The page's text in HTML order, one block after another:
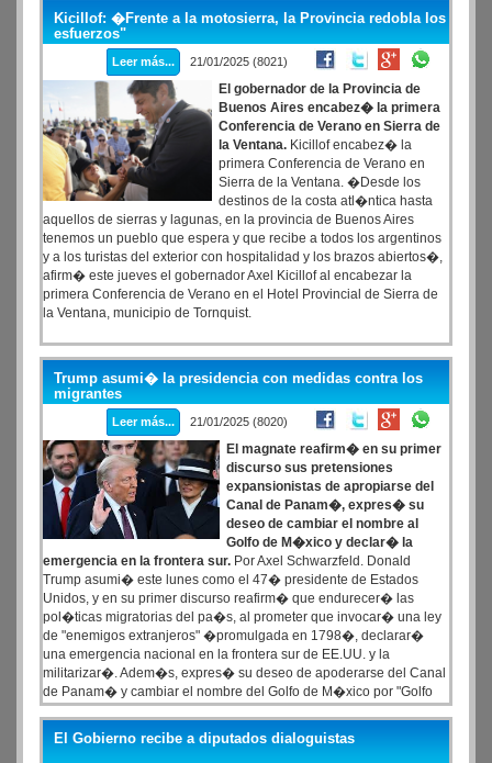
instru�a a las autoridades migratorias a evitar "redadas" en estos
lugares o cerca a ellos.
Kicillof: �Frente a la motosierra, la Provincia redobla los
esfuerzos"
Leer más... 21/01/2025 (8021)
El gobernador de la Provincia de
Buenos Aires encabez� la primera
Conferencia de Verano en Sierra de
la Ventana. Kicillof encabez� la
primera Conferencia de Verano en
Sierra de la Ventana. �Desde los
destinos de la costa atl�ntica hasta
aquellos de sierras y lagunas, en la provincia de Buenos Aires
tenemos un pueblo que espera y que recibe a todos los argentinos
y a los turistas del exterior con hospitalidad y los brazos abiertos�,
afirm� este jueves el gobernador Axel Kicillof al encabezar la
primera Conferencia de Verano en el Hotel Provincial de Sierra de
la Ventana, municipio de Tornquist.
Trump asumi� la presidencia con medidas contra los
migrantes
Leer más... 21/01/2025 (8020)
El magnate reafirm� en su primer
discurso sus pretensiones
expansionistas de apropiarse del
Canal de Panam�, expres� su
deseo de cambiar el nombre al
Golfo de M�xico y declar� la
emergencia en la frontera sur. Por Axel Schwarzfeld. Donald
Trump asumi� este lunes como el 47� presidente de Estados
Unidos, y en su primer discurso reafirm� que endurecer� las
pol�ticas migratorias del pa�s, al prometer que invocar� una ley
de "enemigos extranjeros" �promulgada en 1798�, declarar�
una emergencia nacional en la frontera sur de EE.UU. y la
militarizar�. Adem�s, expres� su deseo de apoderarse del Canal
de Panam� y cambiar el nombre del Golfo de M�xico por "Golfo
de Am�rica".
El Gobierno recibe a diputados dialoguistas